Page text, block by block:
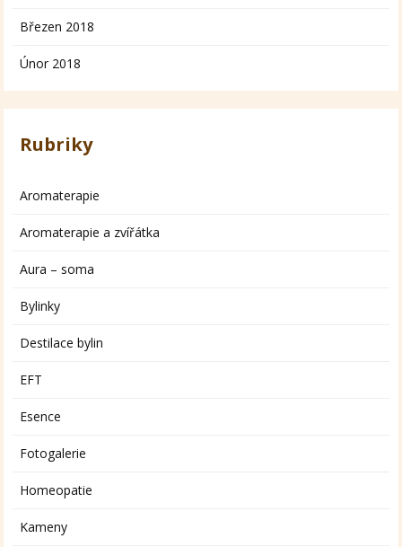
Březen 2018
Únor 2018
Rubriky
Aromaterapie
Aromaterapie a zvířátka
Aura – soma
Bylinky
Destilace bylin
EFT
Esence
Fotogalerie
Homeopatie
Kameny